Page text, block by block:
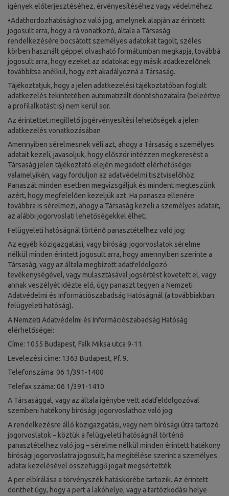
igények előterjesztéséhez, érvényesítéséhez vagy védelméhez.
•Adathordozhatósághoz való jog, amelynek alapján az érintett
jogosult arra, hogy a rá vonatkozó, általa a Társaság
rendelkezésére bocsátott személyes adatokat tagolt, széles
körben használt géppel olvasható formátumban megkapja, továbbá
jogosult arra, hogy ezeket az adatokat egy másik adatkezelőnek
továbbítsa anélkül, hogy ezt akadályozná a Társaság.
Tájékoztatjuk, hogy a jelen adatkezelési tájékoztatóban foglalt
adatkezelés tekintetében automatizált döntéshozatalra (beleértve
a profilalkotást is) nem kerül sor.
Az érintettet megillető jogérvényesítési lehetőségek a jelen
adatkezelés vonatkozásában
Amennyiben sérelmesnek véli azt, ahogy a Társaság a személyes
adatait kezeli, javasoljuk, hogy először intézzen megkeresést a
Társaság jelen tájékoztató elején megadott elérhetőségei
valamelyikén, vagy forduljon az adatvédelmi tisztviselőhöz.
Panaszát minden esetben megvizsgáljuk és mindent megteszünk
azért, hogy megfelelően kezeljük azt. Ha panasza ellenére
továbbra is sérelmezi, ahogy a Társaság kezeli a személyes adatait,
az alábbi jogorvoslati lehetőségekkel élhet.
Felügyeleti hatóságnál történő panasztételhez való jog:
Az egyéb közigazgatási, vagy bírósági jogorvoslatok sérelme
nélkül minden érintett jogosult arra, hogy amennyiben szerinte a
Társaság, vagy az általa megbízott adatfeldolgozó
tevékenységével, vagy mulasztásával jogsértést követett el, vagy
annak veszélyét idézte elő, úgy panaszt tegyen a Nemzeti
Adatvédelmi és Információszabadság Hatóságnál (a továbbiakban:
felügyeleti hatóság).
A Nemzeti Adatvédelmi és Információszabadság Hatóság
elérhetőségei:
Címe: 1055 Budapest, Falk Miksa utca 9-11.
Levelezési címe: 1363 Budapest, Pf. 9.
Telefonszáma: 06 1/391-1400
Telefax száma: 06 1/391-1410
A Társasággal, vagy az általa igénybe vett adatfeldolgozóval
szembeni hatékony bírósági jogorvoslathoz való jog:
A rendelkezésre álló közigazgatási, vagy nem bírósági útra tartozó
jogorvoslatok – köztük a felügyeleti hatóságnál történő
panasztételhez való jog – sérelme nélkül minden érintett hatékony
bírósági jogorvoslatra jogosult, ha megítélése szerint a személyes
adatai kezelésével összefüggő jogait megsértették.
A per elbírálása a törvényszék hatáskörébe tartozik. Az érintett
dönthet úgy, hogy a pert a lakóhelye, vagy a tartózkodási helye